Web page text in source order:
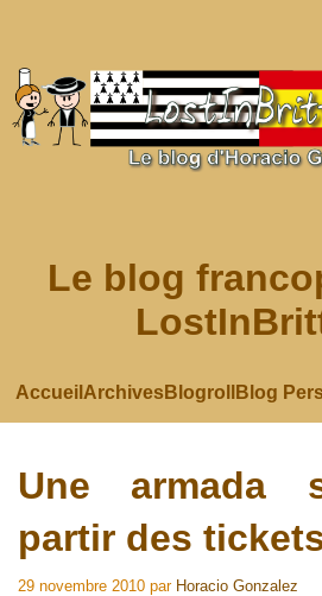
Le blog
Accueil ArchivesBlogroll Blog
Une armada
partir des
29 novembre 2010 par Horacio Gonzalez